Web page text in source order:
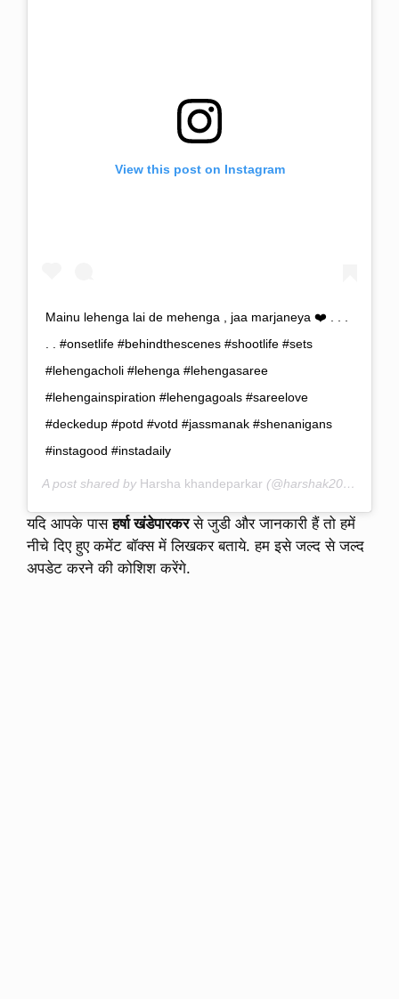
View this post on Instagram
Mainu lehenga lai de mehenga , jaa marjaneya ❤️ . . .
. . #onsetlife #behindthescenes #shootlife #sets
#lehengacholi #lehenga #lehengasaree
#lehengainspiration #lehengagoals #sareelove
#deckedup #potd #votd #jassmanak #shenanigans
#instagood #instadaily
A post shared by Harsha khandeparkar (@harshak20) on
यदि आपके पासहर्षा खंडेपारकरसे जुडी और जानकारी हैं तो हमें
नीचे दिए हुए कमेंट बॉक्स में लिखकर बताये. हम इसे जल्द से जल्द
अपडेट करने की कोशिश करेंगे.